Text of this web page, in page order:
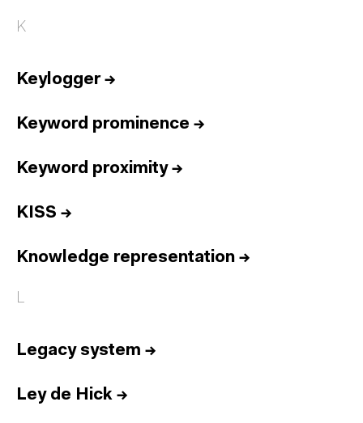
K
Keylogger→
Keyword prominence →
Keyword proximity→
KISS →
Knowledge representation →
L
Legacy system →
Ley de Hick →